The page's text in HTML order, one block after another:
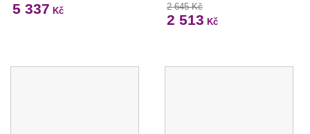
5 337 Kč 2 645 Kč
2 513 Kč